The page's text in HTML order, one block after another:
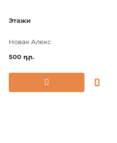
Этажи
Новак Алекс
500 դր.